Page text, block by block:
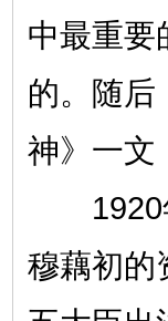
中最重要
的。随后
神》一文
1920年
穆藕初的